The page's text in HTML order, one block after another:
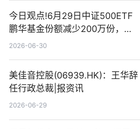
今日观点!6月29日中证500ETF
鹏华基金份额减少200万份，重
仓股亨通光电、赤峰黄金、佰维
2026-06-30
美佳音控股(06939.HK)：王华辞
任行政总裁|报资讯
2026-06-29